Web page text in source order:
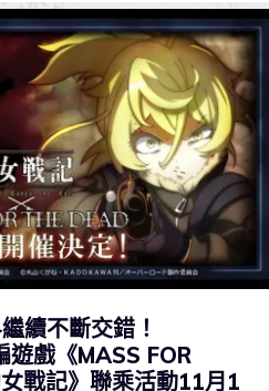
續不斷交錯！
遊戲《MASS FOR
戰記》聯乘活動11月1